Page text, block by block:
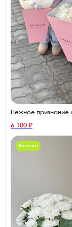
Нежное признание
6 100 ₽
Новинка